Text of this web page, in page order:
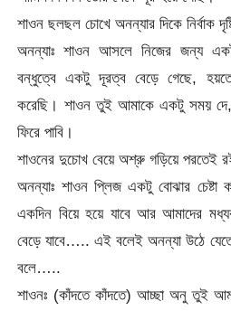
শাওন ছলছল চোখে অনন্যার দিকে নির্বাক
অনন্যাঃ শাওন আসলে নিজের জন্য
বন্ধুত্বে একটু দূরত্ব বেড়ে গেছে,
করেছি। শাওন তুই আমাকে একটু সময়
ফিরে পাবি।
শাওনের দুচোখ বেয়ে অশ্রু গড়িয়ে
অনন্যাঃ শাওন প্লিজ একটু বোঝার
একদিন বিয়ে হয়ে যাবে আর আমাদের
বেড়ে যাবে….. এই বলেই অনন্যা উঠে
বলে…..
শাওনঃ (কাঁদতে কাঁদতে) আচ্ছা অনু তুই